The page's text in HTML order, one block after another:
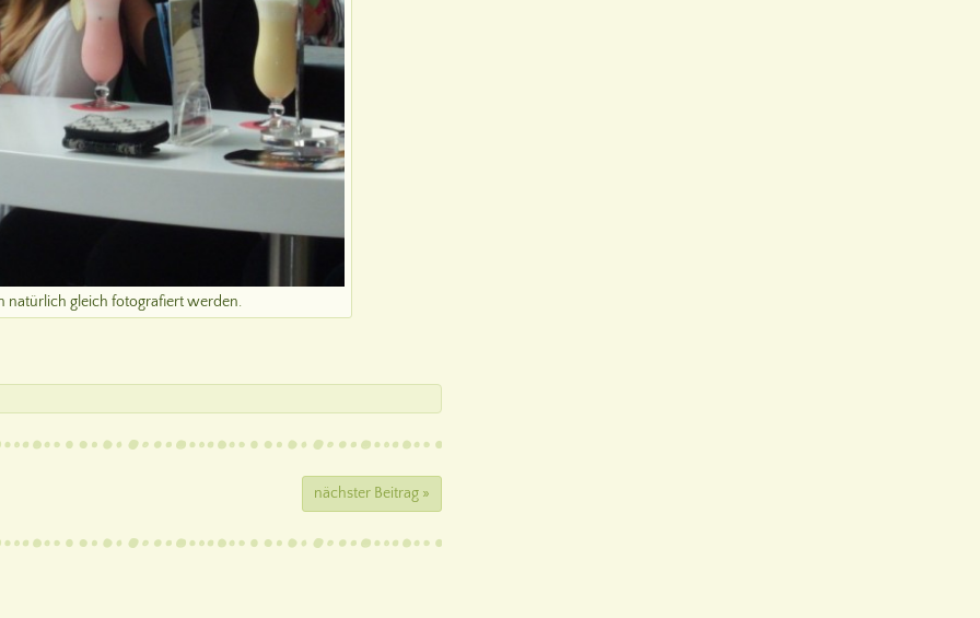
natürlich gleich fotografiert werden.
nächster Beitrag »